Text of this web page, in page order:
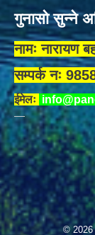
गुनासो सुन्ने
नामः नारायण
सम्पर्क नः
ईमेलः
© 2026